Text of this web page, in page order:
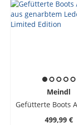
Meindl
499,99 €